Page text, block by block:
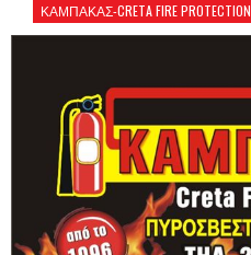
ΚΑΜΠΑΚΑΣ-CRETA FIRE PROTECTION